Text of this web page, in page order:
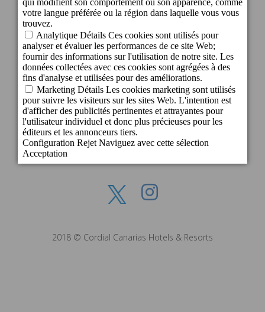
c/ Cartago, 22. El Tablero
35109 San Bartolomé de Tirajana - Gran
Canaria - Espagne
info@becordial.com
Tel.: +34 928 721 147
Réservations: +34 928 143 393
E-mail: reservas@becordial.com
2018 © Cordial Canarias Hotels & Resorts